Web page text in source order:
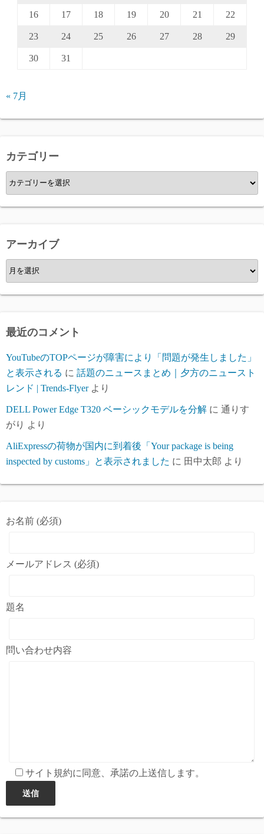
16 17 18 19 20 21 22
23 24 25 26 27 28 29
30 31
« 7月
カテゴリー
カ
テ
ゴ
ー
アーカイブ
ア
ー
カ
ブ
最近のコメント
YouTubeのTOPページが障害により「問題が発生しました」
と表示される に 話題のニュースまとめ｜夕方のニュースト
レンド | Trends-Flyerより
DELL Power Edge T320 ベーシックモデルを分解 に 通りす
がり より
AliExpressの荷物が国内に到着後「Your package is being
inspected by customs」と表示されました に 田中太郎 より
お名前 (必須)
メールアドレス (必須)
題名
問い合わせ内容
サイト規約に同意、承諾の上送信します。